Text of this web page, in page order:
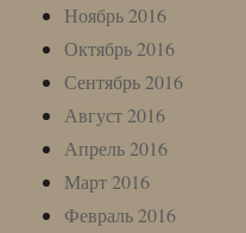
Ноябрь 2016
Октябрь 2016
Сентябрь 2016
Август 2016
Апрель 2016
Март 2016
Февраль 2016